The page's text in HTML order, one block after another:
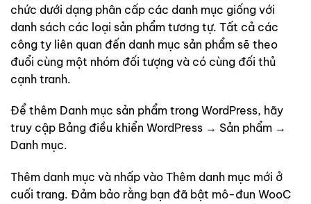
chức dưới dạng phân cấp các danh mục giống với
danh sách các loại sản phẩm tương tự. Tất cả các
công ty liên quan đến danh mục sản phẩm sẽ theo
đuổi cùng một nhóm đối tượng và có cùng đối thủ
cạnh tranh.
Để thêm Danh mục sản phẩm trong WordPress, hãy
truy cập Bảng điều khiển WordPress → Sản phẩm →
Danh mục.
Thêm danh mục và nhấp vào Thêm danh mục mới ở
cuối trang. Đảm bảo rằng bạn đã bật mô-đun WooC